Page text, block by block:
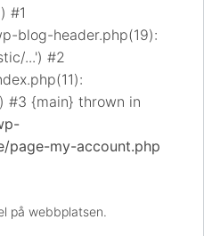
#1
blog-header.php(19):
...') #2
#3 {main} thrown in
page-my-account.php
på webbplatsen.